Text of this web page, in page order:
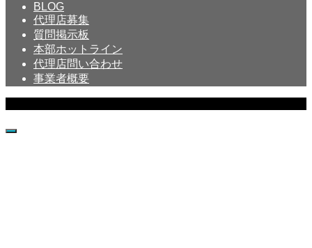
BLOG
代理店募集
質問掲示板
本部ホットライン
代理店問い合わせ
事業者概要